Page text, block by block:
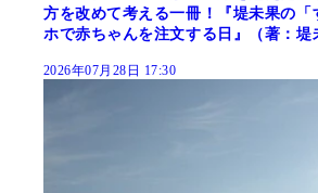
方を改めて考える一冊！『堤未果の
ホで赤ちゃんを注文する日』（著：堤
2026年07月28日 17:30